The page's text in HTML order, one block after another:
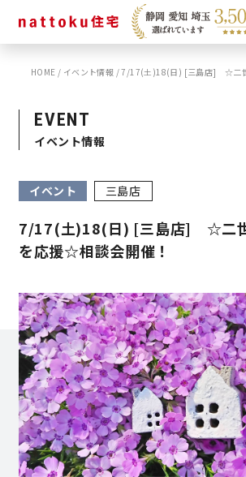
イベント
ショールーム
営業時間／10:00～20:00 定休
タップで電話をかける
HOME / イベント情報 /7/17(土)18(日) [三島店] ☆二世帯のお
EVENT
イベント情報
イベント 三島店
7/17(土)18(日) [三島店] ☆二世
を応援☆相談会開催！